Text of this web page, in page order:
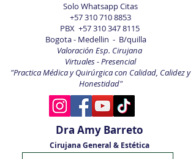
Solo Whatsapp Citas
+57 310 710 8853
PBX +57 310 347 8115
Bogota - Medellin - B/quilla
Valoración Esp. Cirujana
Virtuales - Presencial
"Practica Médica y Quirúrgica con Calidad, Calidez y
Honestidad"
Dra Amy Barreto
Cirujana General & Estética